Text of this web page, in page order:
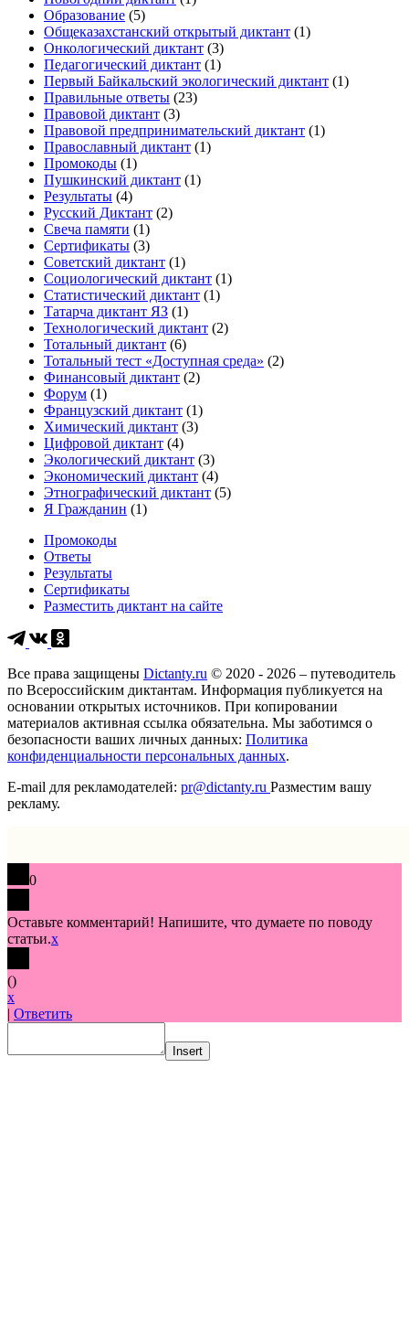
Образование (5)
Общеказахстанский открытый диктант (1)
Онкологический диктант (3)
Педагогический диктант (1)
Первый Байкальский экологический диктант (1)
Правильные ответы (23)
Правовой диктант (3)
Правовой предпринимательский диктант (1)
Православный диктант (1)
Промокоды (1)
Пушкинский диктант (1)
Результаты (4)
Русский Диктант (2)
Свеча памяти (1)
Сертификаты (3)
Советский диктант (1)
Социологический диктант (1)
Статистический диктант (1)
Татарча диктант ЯЗ (1)
Технологический диктант (2)
Тотальный диктант (6)
Тотальный тест «Доступная среда» (2)
Финансовый диктант (2)
Форум (1)
Французский диктант (1)
Химический диктант (3)
Цифровой диктант (4)
Экологический диктант (3)
Экономический диктант (4)
Этнографический диктант (5)
Я Гражданин (1)
Промокоды
Ответы
Результаты
Сертификаты
Разместить диктант на сайте
Все права защищены Dictanty.ru © 2020 - 2026 – путеводитель
по Всероссийским диктантам. Информация публикуется на
основании открытых источников. При копировании
материалов активная ссылка обязательна. Мы заботимся о
безопасности ваших личных данных: Политика
конфиденциальности персональных данных.
E-mail для рекламодателей: pr@dictanty.ru Разместим вашу
рекламу.
0
Оставьте комментарий! Напишите, что думаете по поводу
статьи.x
()
x
| Ответить
Insert